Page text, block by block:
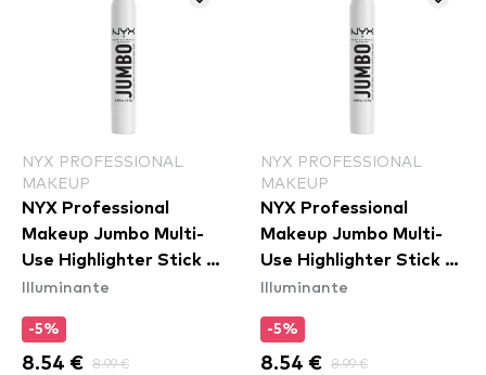
NYX PROFESSIONAL
MAKEUP
NYX Professional
Makeup Jumbo Multi-
Use Highlighter Stick -
Apple Pie (JHS05)
Illuminante
-5%
8.54 € 8.99 €
NYX PROFESSIONAL
MAKEUP
NYX Professional
Makeup Jumbo Multi-
Use Highlighter Stick -
Lemon Merringue
Illuminante
-5%
8.54 € 8.99 €